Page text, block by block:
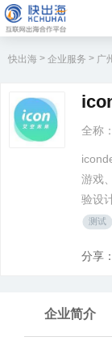
快出海 > 企业服务 > 广
全称
游戏
验设
测试
分享：
企业简介